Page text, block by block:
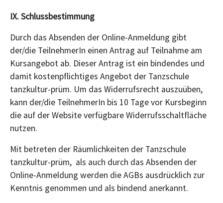
IX. Schlussbestimmung
Durch das Absenden der Online-Anmeldung gibt
der/die TeilnehmerIn einen Antrag auf Teilnahme am
Kursangebot ab. Dieser Antrag ist ein bindendes und
damit kostenpflichtiges Angebot der Tanzschule
tanzkultur-prüm. Um das Widerrufsrecht auszuüben,
kann der/die TeilnehmerIn bis 10 Tage vor Kursbeginn
die auf der Website verfügbare Widerrufsschaltfläche
nutzen.
Mit betreten der Räumlichkeiten der Tanzschule
tanzkultur-prüm, als auch durch das Absenden der
Online-Anmeldung werden die AGBs ausdrücklich zur
Kenntnis genommen und als bindend anerkannt.